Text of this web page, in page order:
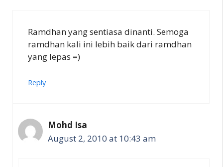
Ramdhan yang sentiasa dinanti. Semoga
ramdhan kali ini lebih baik dari ramdhan
yang lepas =)
Reply
Mohd Isa
August 2, 2010 at 10:43 am